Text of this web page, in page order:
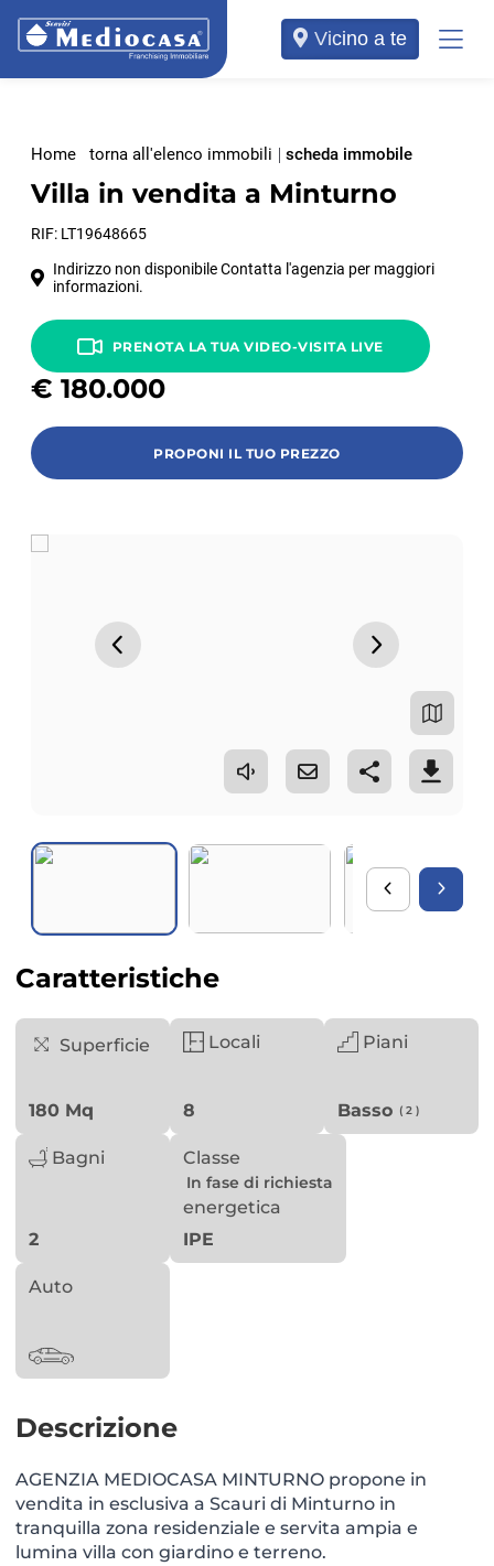
Vicino a te
Home torna all'elenco immobili scheda immobile
Villa in vendita a Minturno
RIF: LT19648665
Indirizzo non disponibile Contatta l'agenzia per maggiori
informazioni.
PRENOTA LA TUA VIDEO-VISITA LIVE
€ 180.000
PROPONI IL TUO PREZZO
Caratteristiche
Superficie
180 Mq
Locali
8
Piani
Basso ( 2 )
Bagni
2
Classe
In fase di richiesta
energetica
IPE
Auto
Descrizione
AGENZIA MEDIOCASA MINTURNO propone in
vendita in esclusiva a Scauri di Minturno in
tranquilla zona residenziale e servita ampia e
lumina villa con giardino e terreno.